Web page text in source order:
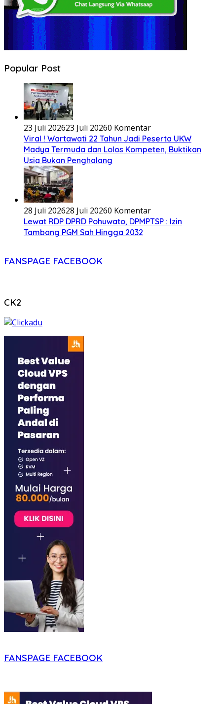
Popular Post
23 Juli 202623 Juli 20260 Komentar
Viral ! Wartawati 22 Tahun Jadi Peserta UKW
Madya Termuda dan Lolos Kompeten, Buktikan
Usia Bukan Penghalang
28 Juli 202628 Juli 20260 Komentar
Lewat RDP DPRD Pohuwato, DPMPTSP : Izin
Tambang PGM Sah Hingga 2032
FANSPAGE FACEBOOK
CK2
FANSPAGE FACEBOOK